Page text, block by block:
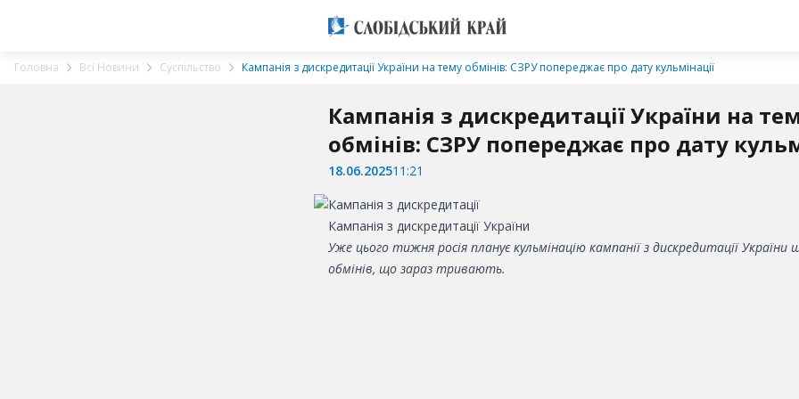
Головна Всі Новини Суспільство Кампанія з дискредитації України на тему обмінів: СЗРУ попереджає про дату кульмінації
Кампанія з дискредитації України на
обмінів: СЗРУ попереджає про дату
18.06.202511:21
Кампанія з дискредитації України
Уже цього тижня росія планує кульмінацію кампанії з дискредитації України
обмінів, що зараз тривають.